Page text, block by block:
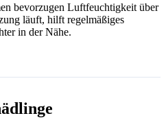
bevorzugen Luftfeuchtigkeit über
läuft, hilft regelmäßiges
in der Nähe.